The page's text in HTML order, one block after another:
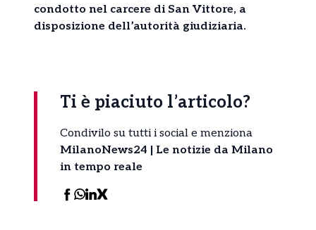
condotto nel carcere di San Vittore, a
disposizione dell’autorità giudiziaria.
Ti è piaciuto l’articolo?
Condivilo su tutti i social e menziona
MilanoNews24 | Le notizie da Milano
in tempo reale